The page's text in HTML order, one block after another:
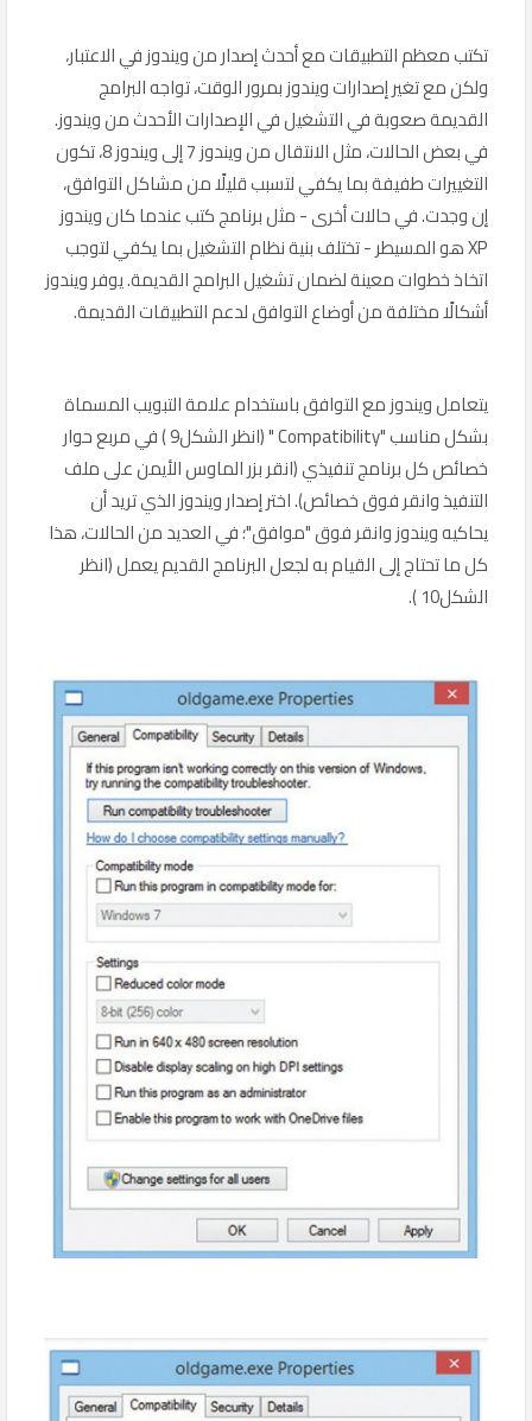
تكتب معظم التطبيقات مع أحدث إصدار من ويندوز في الاعتبار،
ولكن مع تغير إصدارات ويندوز بمرور الوقت، تواجه البرامج
القديمة صعوبة في التشغيل في الإصدارات الأحدث من ويندوز.
في بعض الحالات، مثل الانتقال من ويندوز 7 إلى ويندوز 8، تكون
التغييرات طفيفة بما يكفي لتسبب قليلًا من مشاكل التوافق،
إن وجدت. في حالات أخرى - مثل برنامج كتب عندما كان ويندوز
XP هو المسيطر - تختلف بنية نظام التشغيل بما يكفي لتوجب
اتخاذ خطوات معينة لضمان تشغيل البرامج القديمة. يوفر ويندوز
أشكالًا مختلفة من أوضاع التوافق لدعم التطبيقات القديمة.
يتعامل ويندوز مع التوافق باستخدام علامة التبويب المسماة
بشكل مناسب "Compatibility " (انظر الشكل9 ) في مربع حوار
خصائص كل برنامج تنفيذي (انقر بزر الماوس الأيمن على ملف
التنفيذ وانقر فوق خصائص). اختر إصدار ويندوز الذي تريد أن
يحاكيه ويندوز وانقر فوق "موافق"؛ في العديد من الحالات، هذا
كل ما تحتاج إلى القيام به لجعل البرنامج القديم يعمل (انظر
الشكل10 ).